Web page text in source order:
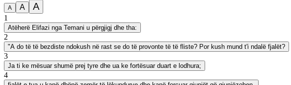
A A A
1
Atëherë Elifazi nga Temani u përgjigj dhe tha:
2
"A do të të bezdiste ndokush në rast se do të provonte të të fliste? Por kush mund t'i ndalë fjalët?
3
Ja ti ke mësuar shumë prej tyre dhe ua ke fortësuar duart e lodhura;
4